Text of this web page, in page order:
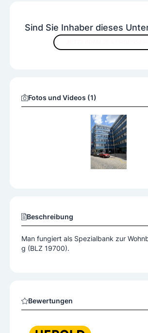
Sind Sie Inhaber dieses
Fotos und Videos (1)
Beschreibung
Man fungiert als Spezialbank zur
g (BLZ 19700).
Bewertungen